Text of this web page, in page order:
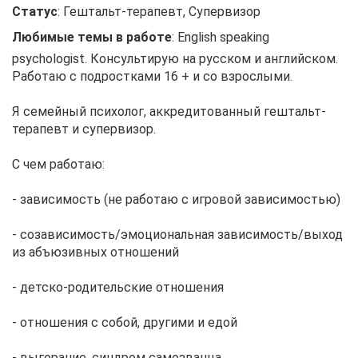
Статус: Гештальт-терапевт, Супервизор
Любимые темы в работе: English speaking
psychologist. Консультирую на русском и английском.
Работаю с подростками 16 + и со взрослыми.
Я семейный психолог, аккредитованный гештальт-
терапевт и супервизор.
С чем работаю:
- зависимость (не работаю с игровой зависимостью)
- созависимость/эмоциональная зависимость/выход
из абъюзивных отношений
- детско-родительские отношения
- отношения с собой, другими и едой